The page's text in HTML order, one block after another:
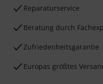
Reparaturservice
Beratung durch
Zufriedenheitsgarantie
Europas größtes